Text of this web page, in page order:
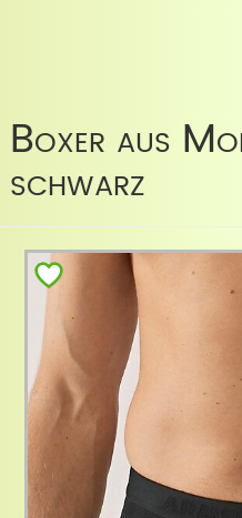
Boxer aus
schwarz